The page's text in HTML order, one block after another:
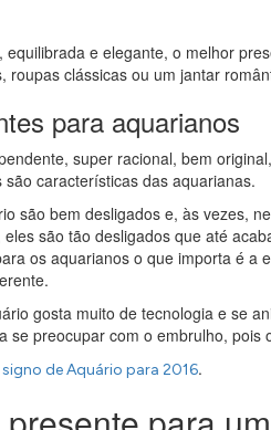
equilibrada e elegante, o melhor
roupas clássicas ou um jantar
para aquarianos
super racional, bem
características das aquarianas.
são bem desligados e, às vezes,
são tão desligados que até
os aquarianos o que importa é a
gosta muito de tecnologia e se
se preocupar com o embrulho, pois
de Aquário para 2016.